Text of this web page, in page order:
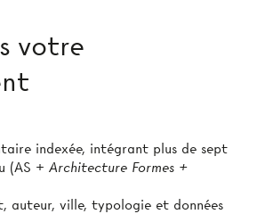
votre
indexée, intégrant plus de sept
(AS + Architecture Formes +
auteur, ville, typologie et données